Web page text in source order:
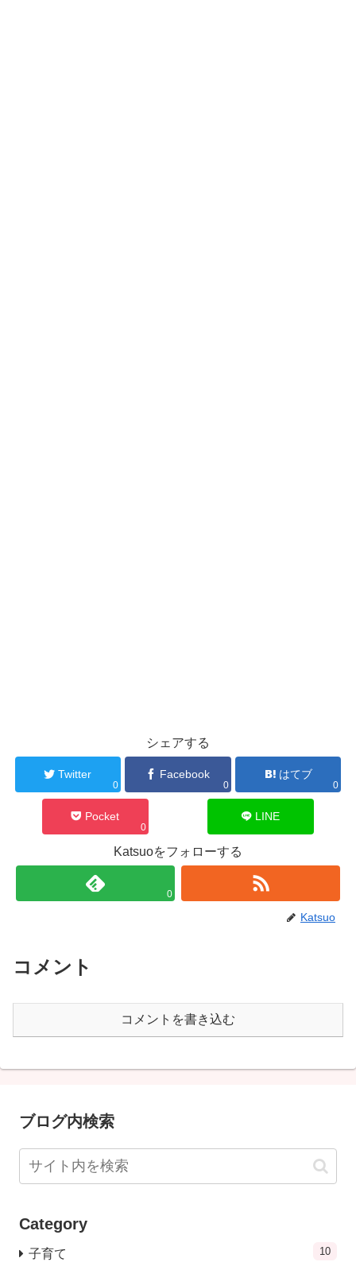
シェアする
Twitter
0
Facebook
0
はてブ
0
Pocket
0
LINE
Katsuoをフォローする
0
Katsuo
コメント
コメントを書き込む
ブログ内検索
Category
子育て 10